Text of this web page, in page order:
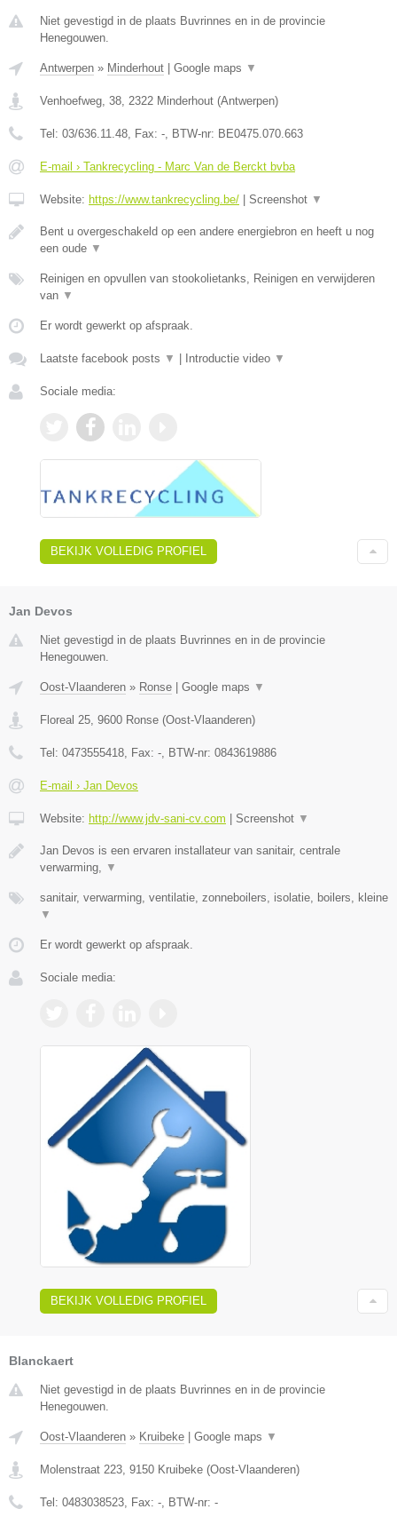
Niet gevestigd in de plaats Buvrinnes en in de provincie
Henegouwen.
Antwerpen » Minderhout | Google maps ▼
Venhoefweg, 38 2322 Minderhout (Antwerpen)
Tel: 03/636.11.48 , Fax: - , BTW-nr: BE0475.070.663
E-mail › Tankrecycling - Marc Van de Berckt bvba
Website: https://www.tankrecycling.be/ | Screenshot ▼
Bent u overgeschakeld op een andere energiebron en heeft u nog
een oude ▼
Reinigen en opvullen van stookolietanks, Reinigen en verwijderen
van ▼
Er wordt gewerkt op afspraak.
Laatste facebook posts ▼ | Introductie video ▼
Sociale media:
BEKIJK VOLLEDIG PROFIEL
Jan Devos
Niet gevestigd in de plaats Buvrinnes en in de provincie
Henegouwen.
Oost-Vlaanderen » Ronse Google maps ▼
Floreal 25 9600 Ronse (Oost-Vlaanderen)
Tel: 0473555418 , Fax: - , BTW-nr: 0843619886
E-mail › Jan Devos
Website: http://www.jdv-sani-cv.com Screenshot ▼
Jan Devos is een ervaren installateur van sanitair, centrale
verwarming,
▼
sanitair, verwarming, ventilatie, zonneboilers, isolatie, boilers, kleine
▼
Er wordt gewerkt op afspraak.
Sociale media:
BEKIJK VOLLEDIG PROFIEL
Blanckaert
Niet gevestigd in de plaats Buvrinnes en in de provincie
Henegouwen.
Oost-Vlaanderen » Kruibeke Google maps ▼
Molenstraat 223 9150 Kruibeke (Oost-Vlaanderen)
Tel: 0483038523 , Fax: - , BTW-nr: -